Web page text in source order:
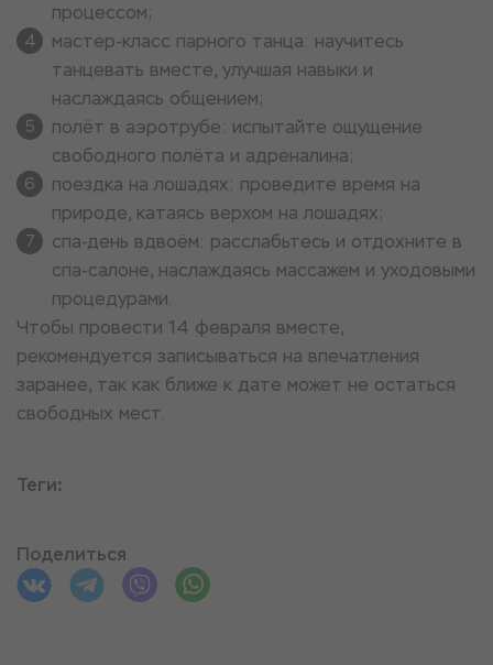
процессом;
мастер-класс парного танца: научитесь
танцевать вместе, улучшая навыки и
наслаждаясь общением;
полёт в аэротрубе: испытайте ощущение
свободного полёта и адреналина;
поездка на лошадях: проведите время на
природе, катаясь верхом на лошадях;
спа-день вдвоём: расслабьтесь и отдохните в
спа-салоне, наслаждаясь массажем и уходовыми
процедурами.
Чтобы провести 14 февраля вместе,
рекомендуется записываться на впечатления
заранее, так как ближе к дате может не остаться
свободных мест.
Теги:
Поделиться